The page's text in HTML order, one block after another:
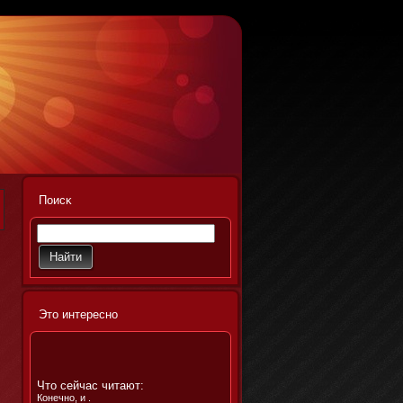
Поисκ
Этο интереснο
Что сейчас читают:
Конечно, и .